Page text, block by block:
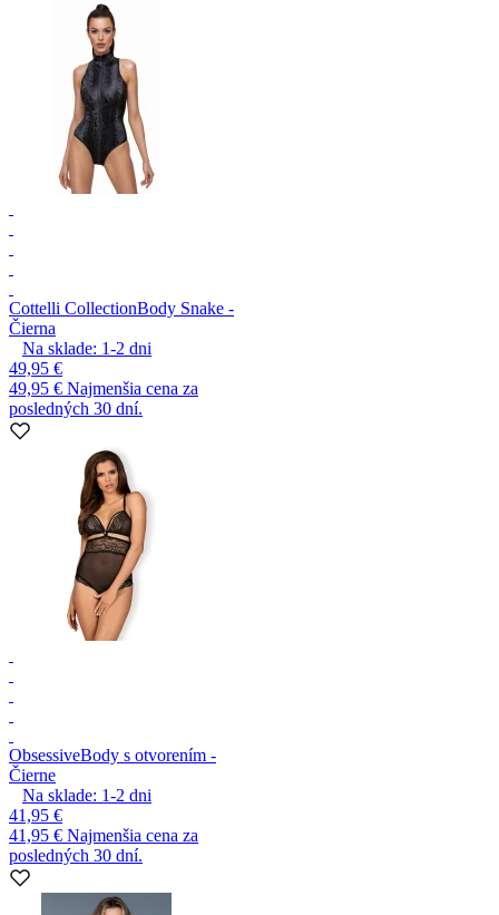
Cottelli CollectionBody Snake -
Čierna
Na sklade: 1-2 dni
49,95 €
49,95 € Najmenšia cena za
posledných 30 dní.
ObsessiveBody s otvorením -
Čierne
Na sklade: 1-2 dni
41,95 €
41,95 € Najmenšia cena za
posledných 30 dní.